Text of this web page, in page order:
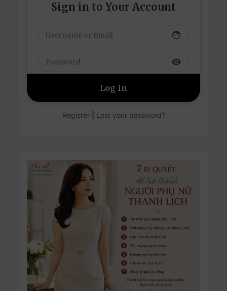
Sign in to Your Account
face
visibility
Register| Lost your password?